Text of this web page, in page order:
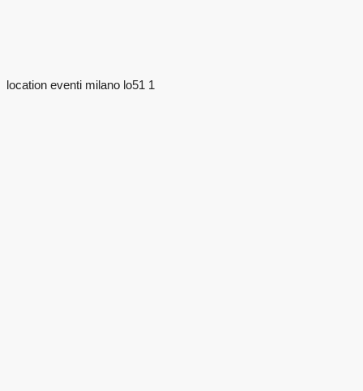
location eventi milano lo51 1